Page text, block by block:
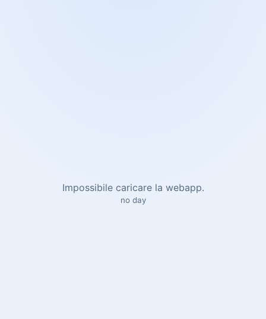
Impossibile caricare la webapp.
no day